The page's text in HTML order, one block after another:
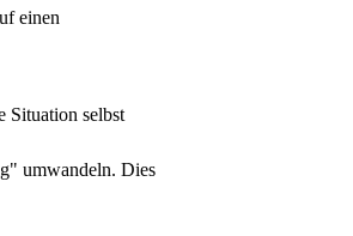
einen
Situation selbst
umwandeln. Dies